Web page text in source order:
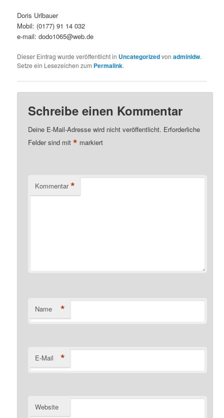
Doris Urlbauer
Mobil: (0177) 91 14 032
e-mail: dodo1065@web.de
Dieser Eintrag wurde veröffentlicht in Uncategorizedvonadminldw.
Setze ein Lesezeichen zum Permalink.
Schreibe einen Kommentar
Deine E-Mail-Adresse wird nicht veröffentlicht. Erforderliche
Felder sind mit* markiert
Kommentar *
Name *
E-Mail *
Website